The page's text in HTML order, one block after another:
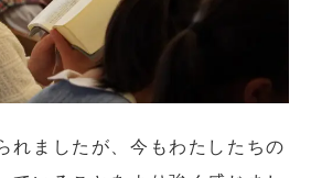
れましたが、今もわたしたちの